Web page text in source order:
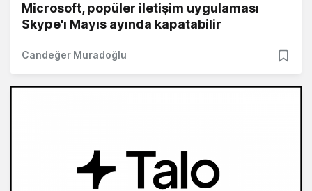
Microsoft, popüler iletişim uygulaması
Skype'ı Mayıs ayında kapatabilir
Candeğer Muradoğlu